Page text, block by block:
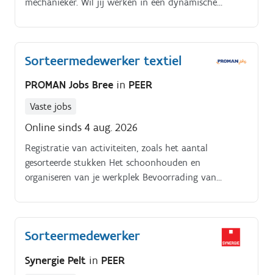
Lees dan snel verder & solliciteer via:✉️
genk@vivaldistechnics. be📞 089 51 14 59 Als
mechanieker sta je in voor o.a.: Je bent
herstellingen van grote en kleine machines;Het
uitvoeren van onderhoud en herstellingen aan 2-takt
technische problemen;Je waarborgt de kwaliteit van
het onderhoud en zorgt ervoor dat de machines
optimaal functioneren.
Sorteermedewerker textiel
PROMAN Jobs Bree in PEER
Vaste jobs
Online sinds 4 aug. 2026
Registratie van activiteiten, zoals het aantal
gesorteerde stukken Het schoonhouden en
organiseren van je werkplek Bevoorrading van
eventuele afwijkingen Verpakken van producten
volgens specificaties Noteren van fouten en
producten per categorie
Sorteermedewerker
Synergie Pelt in PEER